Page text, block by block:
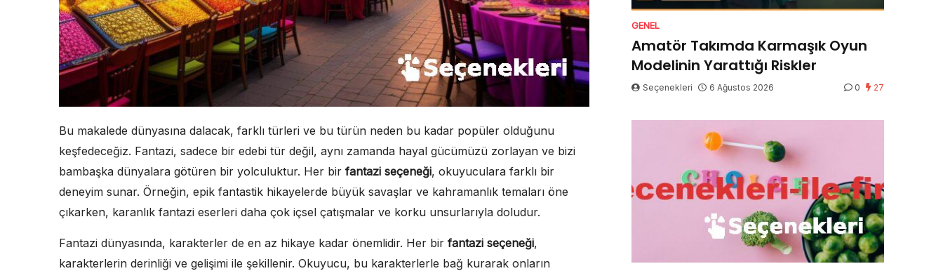
Bu makalede dünyasına dalacak, farklı türleri ve bu türün neden bu kadar popüler olduğunu
keşfedeceğiz. Fantazi, sadece bir edebi tür değil, aynı zamanda hayal gücümüzü zorlayan ve bizi
bambaşka dünyalara götüren bir yolculuktur. Her bir fantazi seçeneği, okuyuculara farklı bir
deneyim sunar. Örneğin, epik fantastik hikayelerde büyük savaşlar ve kahramanlık temaları öne
çıkarken, karanlık fantazi eserleri daha çok içsel çatışmalar ve korku unsurlarıyla doludur.
Fantazi dünyasında, karakterler de en az hikaye kadar önemlidir. Her bir fantazi seçeneği,
karakterlerin derinliği ve gelişimi ile şekillenir. Okuyucu, bu karakterlerle bağ kurarak onların
GENEL
Amatör Takımda Karmaşık Oyun
Modelinin Yarattığı Riskler
Seçenekleri 6 Ağustos 2026 0 27